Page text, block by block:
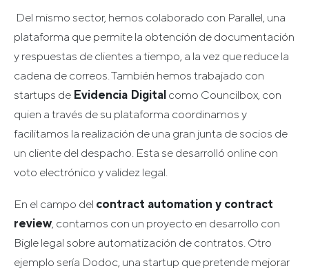
Del mismo sector, hemos colaborado con Parallel, una
plataforma que permite la obtención de documentación
y respuestas de clientes a tiempo, a la vez que reduce la
cadena de correos. También hemos trabajado con
startups de Evidencia Digital como Councilbox, con
quien a través de su plataforma coordinamos y
facilitamos la realización de una gran junta de socios de
un cliente del despacho. Esta se desarrolló online con
voto electrónico y validez legal.
En el campo del contract automation y contract
review , contamos con un proyecto en desarrollo con
Bigle legal sobre automatización de contratos. Otro
ejemplo sería Dodoc, una startup que pretende mejorar